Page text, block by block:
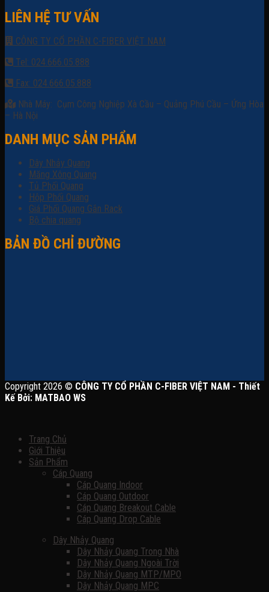
LIÊN HỆ TƯ VẤN
CÔNG TY CỔ PHẦN C-FIBER VIỆT NAM
Tel: 024.666.05.888
Fax: 024.666.05.888
Nhà Máy: Cụm Công Nghiệp Xà Cầu – Quảng Phú Cầu – Ứng Hòa
– Hà Nội
DANH MỤC SẢN PHẨM
Dây Nhảy Quang
Măng Xông Quang
Tủ Phối Quang
Hộp Phối Quang
Giá Phối Quang Gắn Rack
Bộ chia quang
BẢN ĐỒ CHỈ ĐƯỜNG
Copyright 2026 © CÔNG TY CỔ PHẦN C-FIBER VIỆT NAM - Thiết
Kế Bởi: MATBAO WS
Trang Chủ
Giới Thiệu
Sản Phẩm
Cáp Quang
Cáp Quang Indoor
Cáp Quang Outdoor
Cáp Quang Breakout Cable
Cáp Quang Drop Cable
Dây Nhảy Quang
Dây Nhảy Quang Trong Nhà
Dây Nhảy Quang Ngoài Trời
Dây Nhảy Quang MTP/MPO
Dây Nhảy Quang MPC